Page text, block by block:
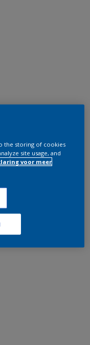
the storing of cookies
site usage, and
voor meer